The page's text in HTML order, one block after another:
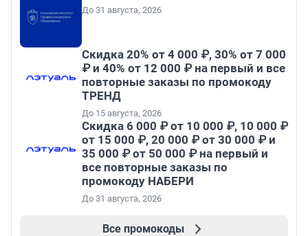
До 31 августа, 2026
Скидка 20% от 4 000 ₽, 30% от 7 000
₽ и 40% от 12 000 ₽ на первый и все
повторные заказы по промокоду
ТРЕНД
До 15 августа, 2026
Скидка 6 000 ₽ от 10 000 ₽, 10 000 ₽
от 15 000 ₽, 20 000 ₽ от 30 000 ₽ и
35 000 ₽ от 50 000 ₽ на первый и
все повторные заказы по
промокоду НАБЕРИ
До 31 августа, 2026
Все промокоды